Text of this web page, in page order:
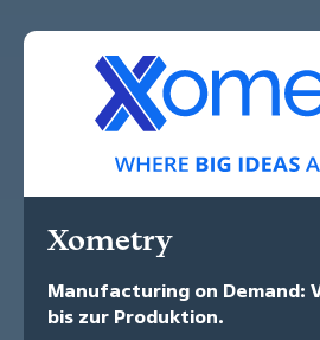
Xometry
Manufacturing on Demand:
bis zur Produktion.